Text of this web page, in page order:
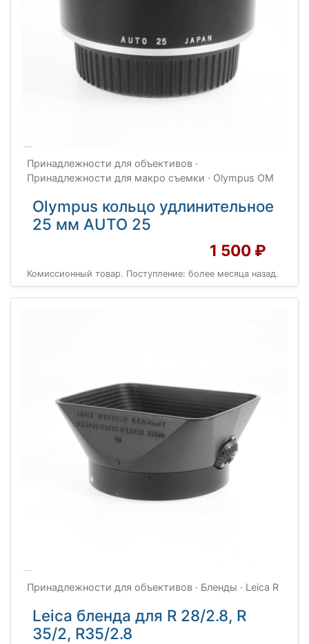
Принадлежности для объективов ·
Принадлежности для макро съемки · Olympus OM
Olympus кольцо удлинительное
25 мм AUTO 25
1 500 ₽
Комиссионный товар. Поступление: более месяца назад.
Принадлежности для объективов · Бленды · Leica R
Leica бленда для R 28/2.8, R
35/2, R35/2.8